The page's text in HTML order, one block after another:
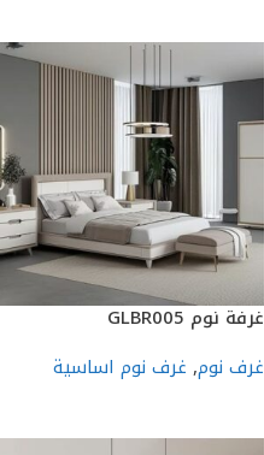
غرفة نوم GLBR005
غرف نوم, غرف نوم اساسية